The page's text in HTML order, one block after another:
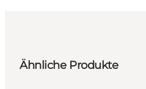
Ähnliche Produkte